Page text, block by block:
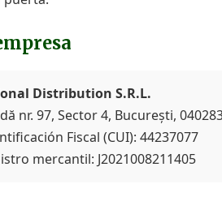
Distribution S.R.L.
nr. 97, Sector 4, București,
Fiscal (CUI): 44237077
mercantil: J2021008211405